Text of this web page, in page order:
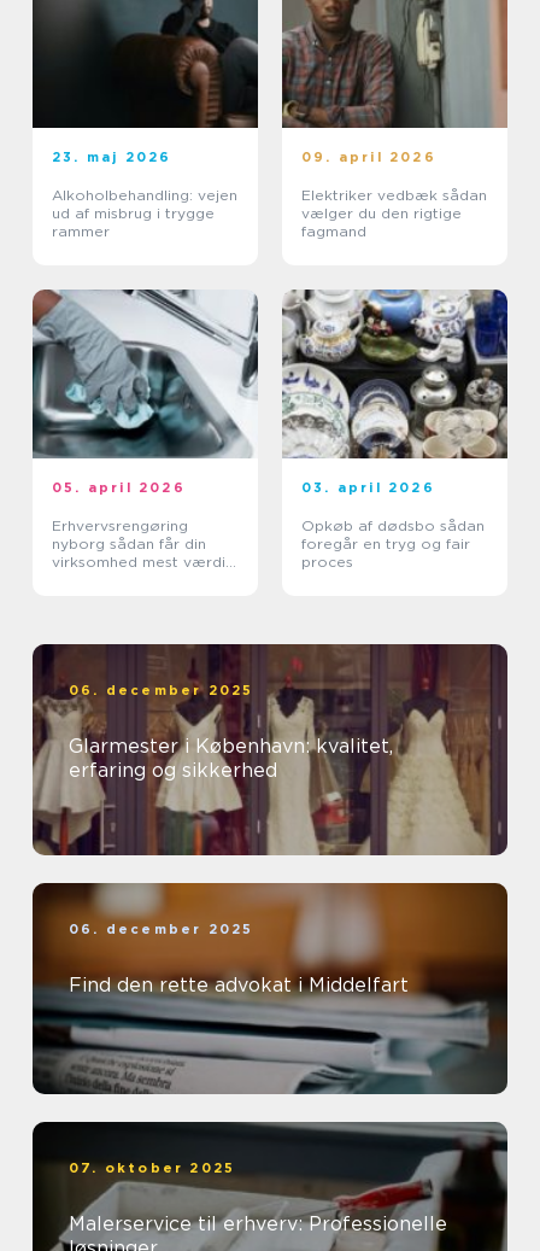
23. maj 2026
Alkoholbehandling: vejen
ud af misbrug i trygge
rammer
09. april 2026
Elektriker vedbæk sådan
vælger du den rigtige
fagmand
05. april 2026
Erhvervsrengøring
nyborg sådan får din
virksomhed mest værdi
03. april 2026
Opkøb af dødsbo sådan
foregår en tryg og fair
proces
06. december 2025
Glarmester i København: kvalitet,
erfaring og sikkerhed
06. december 2025
Find den rette advokat i Middelfart
07. oktober 2025
Malerservice til erhverv: Professionelle